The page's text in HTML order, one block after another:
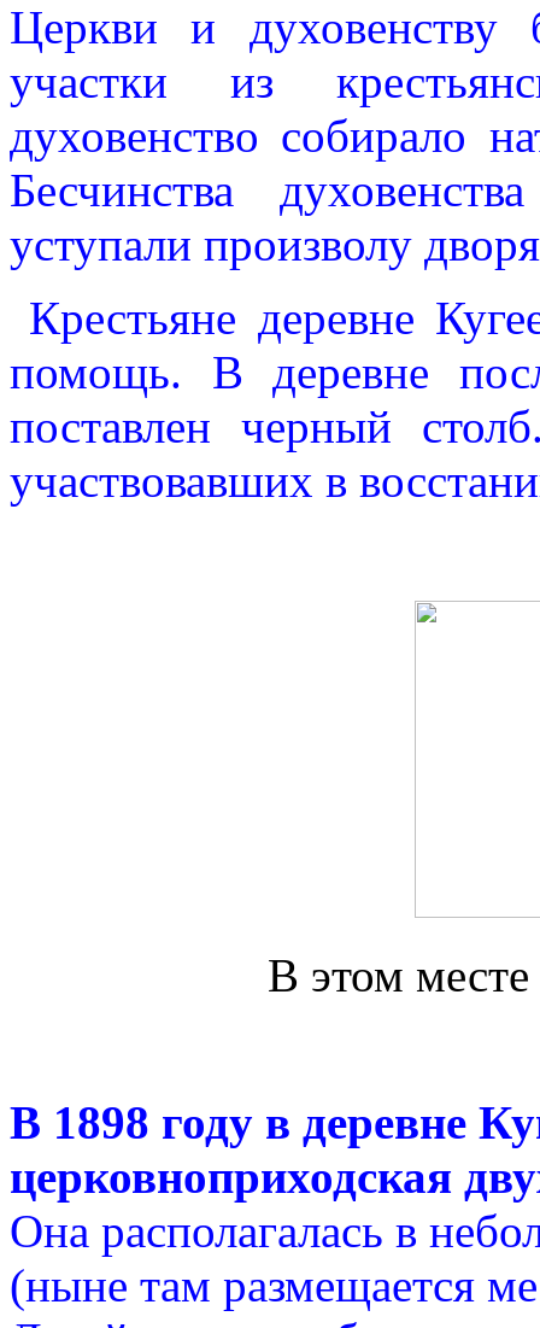
Церкви и духовенству
участки из
духовенство собирало
Бесчинства
уступали произволу
Крестьяне деревне
помощь. В деревне
поставлен черный
участвовавших в
В этом
В 1898 году в деревне
церковноприходская
Она располагалась в
(ныне там размещается